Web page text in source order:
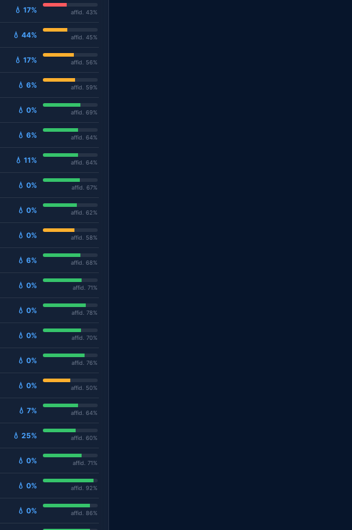
💧 17% affid. 43%
💧 44% affid. 45%
💧 17% affid. 56%
💧 6% affid. 59%
💧 0% affid. 69%
💧 6% affid. 64%
💧 11% affid. 64%
💧 0% affid. 67%
💧 0% affid. 62%
💧 0% affid. 58%
💧 6% affid. 68%
💧 0% affid. 71%
💧 0% affid. 78%
💧 0% affid. 70%
💧 0% affid. 76%
💧 0% affid. 50%
💧 7% affid. 64%
💧 25% affid. 60%
💧 0% affid. 71%
💧 0% affid. 92%
💧 0% affid. 86%